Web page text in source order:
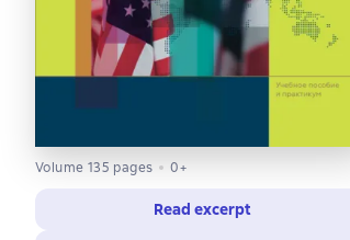
Volume 135 pages 0+
Read excerpt